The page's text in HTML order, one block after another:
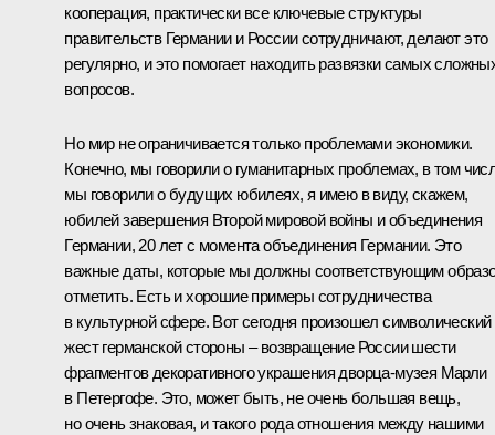
кооперация, практически все ключевые структуры
правительств Германии и России сотрудничают, делают это
регулярно, и это помогает находить развязки самых
вопросов.
Но мир не ограничивается только проблемами экономики.
Конечно, мы говорили о гуманитарных проблемах, в том
мы говорили о будущих юбилеях, я имею в виду, скажем,
юбилей завершения Второй мировой войны и объединения
Германии, 20 лет с момента объединения Германии. Это
важные даты, которые мы должны соответствующим
отметить. Есть и хорошие примеры сотрудничества
в культурной сфере. Вот сегодня произошел символический
жест германской стороны – возвращение России шести
фрагментов декоративного украшения дворца-музея Марли
в Петергофе. Это, может быть, не очень большая вещь,
но очень знаковая, и такого рода отношения между нашими